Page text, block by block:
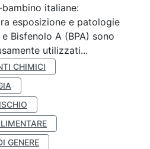
italiane:
esposizione e patologie
Bisfenolo A (BPA) sono
utilizzati...
CHIMICI
GENERE